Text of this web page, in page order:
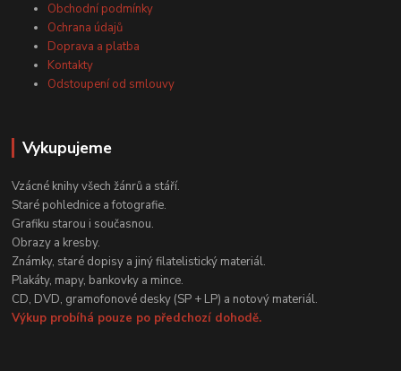
Obchodní podmínky
Ochrana údajů
Doprava a platba
Kontakty
Odstoupení od smlouvy
Vykupujeme
Vzácné knihy všech žánrů a stáří.
Staré pohlednice a fotografie.
Grafiku starou i současnou.
Obrazy a kresby.
Známky, staré dopisy a jiný filatelistický materiál.
Plakáty, mapy, bankovky a mince.
CD, DVD, gramofonové desky (SP + LP) a notový materiál.
Výkup probíhá pouze po předchozí dohodě.